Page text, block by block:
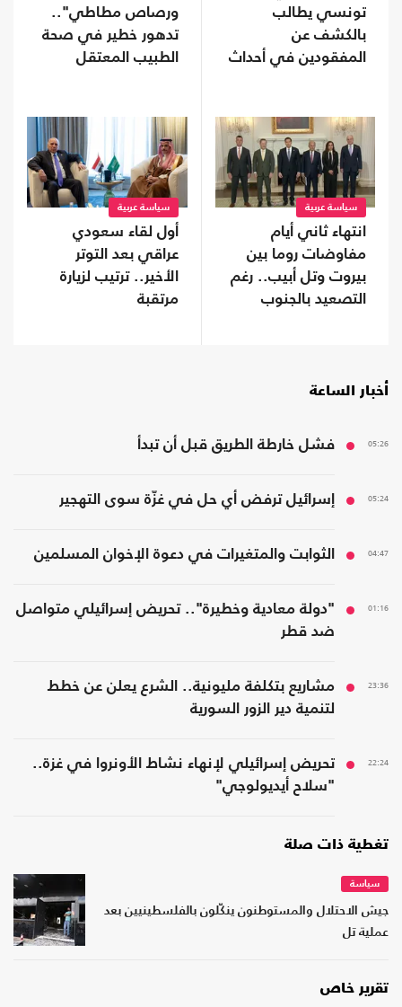
تونسي يطالب
بالكشف عن
المفقودين في أحداث
ورصاص مطاطي"..
تدهور خطير في صحة
الطبيب المعتقل
سياسة عربية
انتهاء ثاني أيام
مفاوضات روما بين
بيروت وتل أبيب.. رغم
التصعيد بالجنوب
سياسة عربية
أول لقاء سعودي
عراقي بعد التوتر
الأخير.. ترتيب لزيارة
مرتقبة
أخبار الساعة
05:26 فشل خارطة الطريق قبل أن تبدأ
05:24 إسرائيل ترفض أي حل في غزّة سوى التهجير
04:47 الثوابت والمتغيرات في دعوة الإخوان المسلمين
01:16
"دولة معادية وخطيرة".. تحريض إسرائيلي متواصل
ضد قطر
23:36
مشاريع بتكلفة مليونية.. الشرع يعلن عن خطط
لتنمية دير الزور السورية
22:24
تحريض إسرائيلي لإنهاء نشاط الأونروا في غزة..
"سلاح أيديولوجي"
تغطية ذات صلة
سياسة
جيش الاحتلال والمستوطنون ينكّلون بالفلسطينيين بعد
عملية تل
تقرير خاص